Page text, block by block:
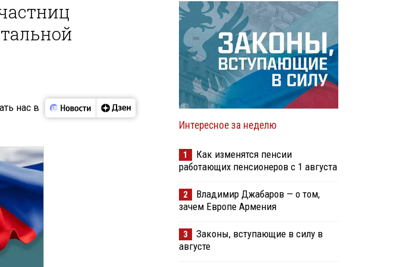
нас в
Интересное за неделю
1
Как изменятся пенсии
работающих пенсионеров с 1 августа
2
Владимир Джабаров — о том,
зачем Европе Армения
3
Законы, вступающие в силу в
августе